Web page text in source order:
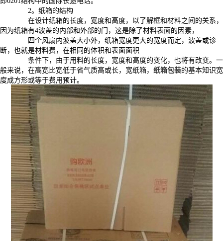
2。纸箱的结构
在设计纸箱的长度，宽度和高度，以了解框和材料之间的关系，
因为纸箱有4波盖的内部和外部的门，这是除了材料表面的因素，
四个风扇内波盖大小外，纸箱宽度更大的宽度而定，波盖或诊
断，也就是材料费，在相同的体积和表面面积
条件下，由于用料的长度，宽度和高度的变化，也将有改变。一
般来说，在高宽比宽低于省气质高或长，宽纸箱， 纸箱包装的基本知识宽
度成方形或等于费用预计。